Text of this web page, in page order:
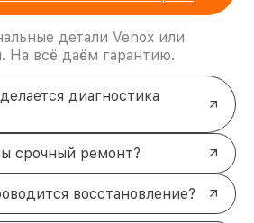
детали Venox или
На всё даём гарантию.
диагностика
срочный ремонт?
восстановление?